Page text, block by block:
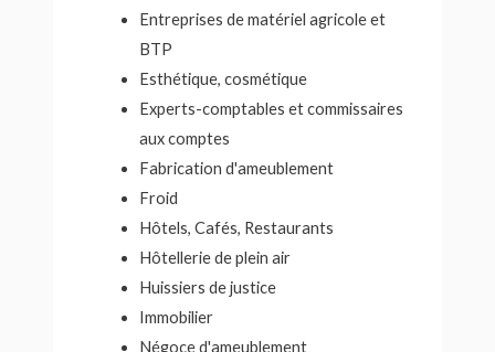
Entreprises de matériel agricole et
BTP
Esthétique, cosmétique
Experts-comptables et commissaires
aux comptes
Fabrication d'ameublement
Froid
Hôtels, Cafés, Restaurants
Hôtellerie de plein air
Huissiers de justice
Immobilier
Négoce d'ameublement